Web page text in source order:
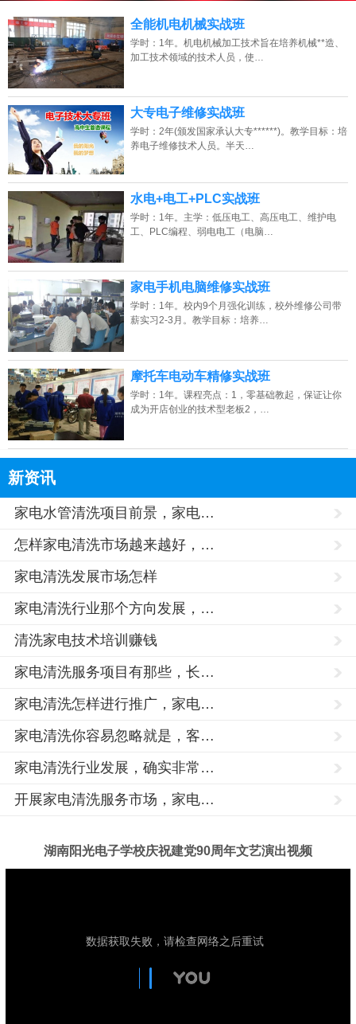
点击免费咨询电话：13807313137
全能机电机械实战班
学时：1年。机电机械加工技术旨在培养机械**造、
加工技术领域的技术人员，使…
大专电子维修实战班
学时：2年(颁发国家承认大专******)。教学目标：培
养电子维修技术人员。半天…
水电+电工+PLC实战班
学时：1年。主学：低压电工、高压电工、维护电
工、PLC编程、弱电电工（电脑…
家电手机电脑维修实战班
学时：1年。校内9个月强化训练，校外维修公司带
薪实习2-3月。教学目标：培养…
摩托车电动车精修实战班
学时：1年。课程亮点：1，零基础教起，保证让你
成为开店创业的技术型老板2，…
新资讯
家电水管清洗项目前景，家电…
怎样家电清洗市场越来越好，…
家电清洗发展市场怎样
家电清洗行业那个方向发展，…
清洗家电技术培训赚钱
家电清洗服务项目有那些，长…
家电清洗怎样进行推广，家电…
家电清洗你容易忽略就是，客…
家电清洗行业发展，确实非常…
开展家电清洗服务市场，家电…
湖南阳光电子学校庆祝建党90周年文艺演出视频
清
洗
训,